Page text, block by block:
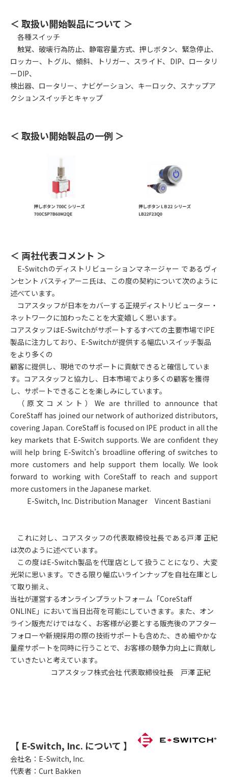
＜ 取扱い開始製品について ＞
各種スイッチ
触覚、破壊行為防止、静電容量方式、押しボタン、緊急停止、
ロッカー、トグル、傾斜、トリガー、スライド、DIP、ロータリ
ーDIP、
検出器、ロータリー、ナビゲーション、キーロック、スナップア
クションスイッチとキャップ
＜ 取扱い開始製品の一例 ＞
＜ 両社代表コメント ＞
E-Switchのディストリビューションマネージャー であるヴィ
ンセント バスティアーニ氏は、この度の契約について次のように
述べています。
コアスタッフが日本をカバーする正規ディストリビューター・
ネットワークに加わったことを大変嬉しく思います。
コアスタッフはE-Switchがサポートするすべての主要市場でIPE
製品に注力しており、E-Switchが提供する幅広いスイッチ製品
をより多くの
顧客に提供し、現地でのサポートに貢献できると確信していま
す。コアスタッフと協力し、日本市場でより多くの顧客を獲得
し、サポートできることを楽しみにしています。
（原文コメント）We are thrilled to announce that
CoreStaff has joined our network of authorized distributors,
covering Japan. CoreStaff is focused on IPE product in all the
key markets that E-Switch supports. We are confident they
will help bring E-Switch’s broadline offering of switches to
more customers and help support them locally. We look
forward to working with CoreStaff to reach and support
more customers in the Japanese market.
E-Switch, Inc. Distribution Manager Vincent Bastiani
これに対し、コアスタッフの代表取締役社長である戸澤 正紀
は次のように述べています。
この度はE-Switch製品を代理店として扱うことになり、大変
光栄に思います。できる限り幅広いラインナップを自社在庫とし
て取り揃え、
当社が運営するオンラインプラットフォーム「CoreStaff
ONLINE」において当日出荷を可能にしていきます。また、オン
ライン販売だけではなく、お客様が必要とする販売後のアフター
フォローや新規採用の際の技術サポートも含めた、きめ細やかな
量産サポートを同時に行うことで、お客様の競争力向上に貢献し
ていきたいと考えています。
コアスタッフ株式会社 代表取締役社長 戸澤 正紀
【 E-Switch, Inc. について 】
会社名： E-Switch, Inc.
代表者： Curt Bakken